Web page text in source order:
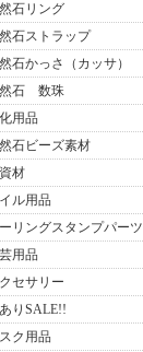
石リング
石ストラップ
石かっさ（カッサ）
石 数珠
用品
石ビーズ素材
材
ル用品
リングスタンプパーツ
用品
セサリー
りSALE!!
ク用品